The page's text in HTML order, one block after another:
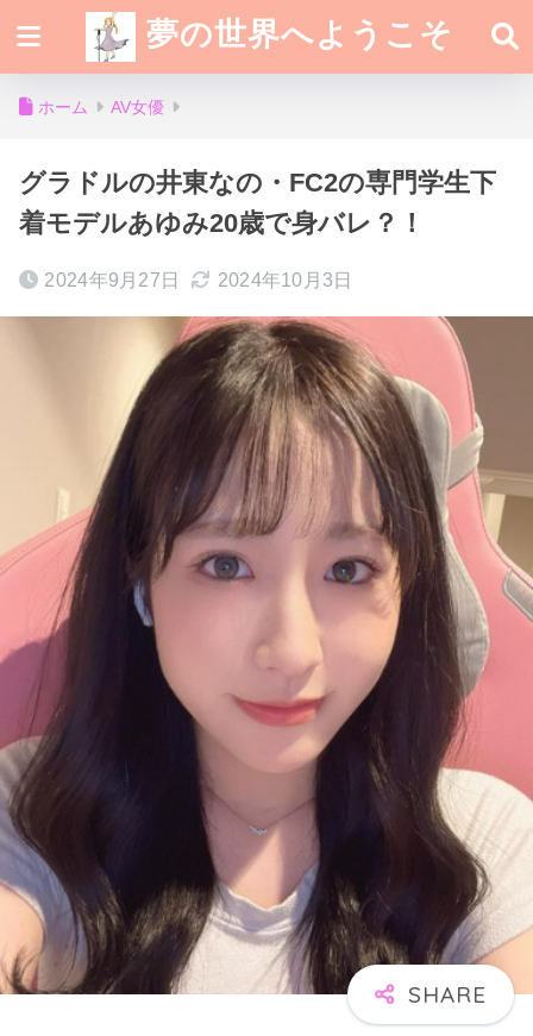
夢の世界へようこそ
ホーム AV女優
グラドルの井東なの・FC2の専門学生下
着モデルあゆみ20歳で身バレ？！
2024年9月27日 2024年10月3日